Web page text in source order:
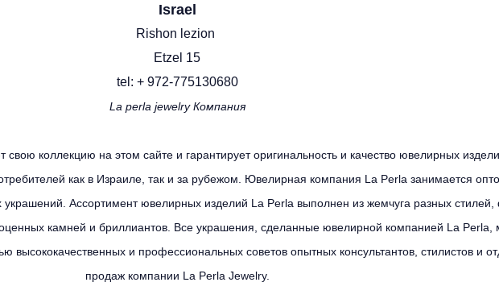
Israel
Rishon lezion
Etzel 15
tel: + 972-775130680
La perla jewelry Компания
свою коллекцию на этом сайте и гарантирует оригинальность и качество ювелирных
как в Израиле, так и за рубежом. Ювелирная компания La Perla занимается
Ассортимент ювелирных изделий La Perla выполнен из жемчуга разных
камней и бриллиантов. Все украшения, сделанные ювелирной компанией La Perla,
высококачественных и профессиональных советов опытных консультантов, стилистов и
продаж компании La Perla Jewelry.